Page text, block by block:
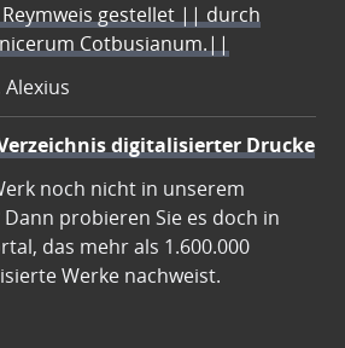
gestellet || durch
Cotbusianum.||
digitalisierter Drucke
noch nicht in unserem
probieren Sie es doch in
das mehr als 1.600.000
Werke nachweist.